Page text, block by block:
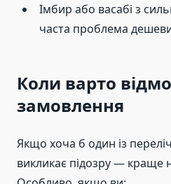
Імбир або васабі з
часта проблема
Коли варто
замовлення
Якщо хоча б один із
викликає підозру — краще